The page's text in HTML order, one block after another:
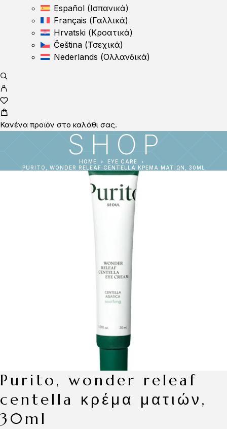
Español (Ισπανικά)
Français (Γαλλικά)
Hrvatski (Κροατικά)
Čeština (Τσεχικά)
Nederlands (Ολλανδικά)
Κανένα προϊόν στο καλάθι σας.
SHOP
HOME
EYE CARE
PURITO, WONDER RELEAF CENTELLA ΚΡΈΜΑ ΜΑΤΙΏΝ, 30ML
purito, wonder releaf
centella κρέμα ματιών,
30ml